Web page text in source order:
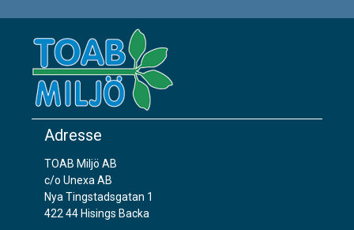
Adresse
TOAB Miljö AB
c/o Unexa AB
Nya Tingstadsgatan 1
422 44 Hisings Backa